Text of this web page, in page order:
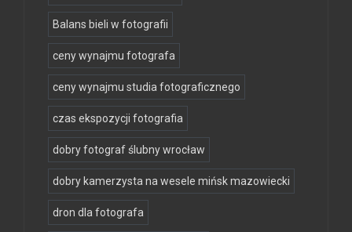
Balans bieli w fotografii
ceny wynajmu fotografa
ceny wynajmu studia fotograficznego
czas ekspozycji fotografia
dobry fotograf ślubny wrocław
dobry kamerzysta na wesele mińsk mazowiecki
dron dla fotografa